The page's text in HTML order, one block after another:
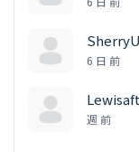
6 日 前
週 前